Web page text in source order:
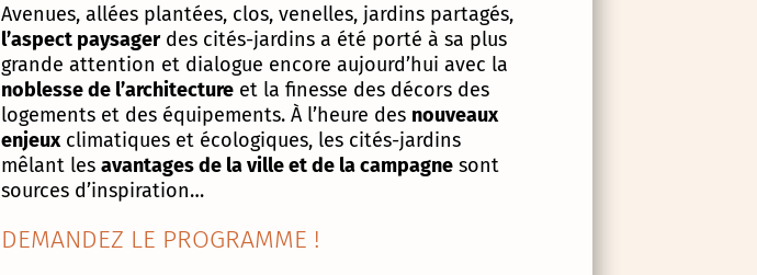
Avenues, allées plantées, clos, venelles, jardins partagés,
l’aspect paysagerdes cités-jardins a été porté à sa plus
grande attention et dialogue encore aujourd’hui avec la
noblesse de l’architectureet la finesse des décors des
logements et des équipements. À l’heure des nouveaux
enjeuxclimatiques et écologiques, les cités-jardins
mêlant les avantages de la ville et de la campagnesont
sources d’inspiration…
DEMANDEZ LE PROGRAMME !